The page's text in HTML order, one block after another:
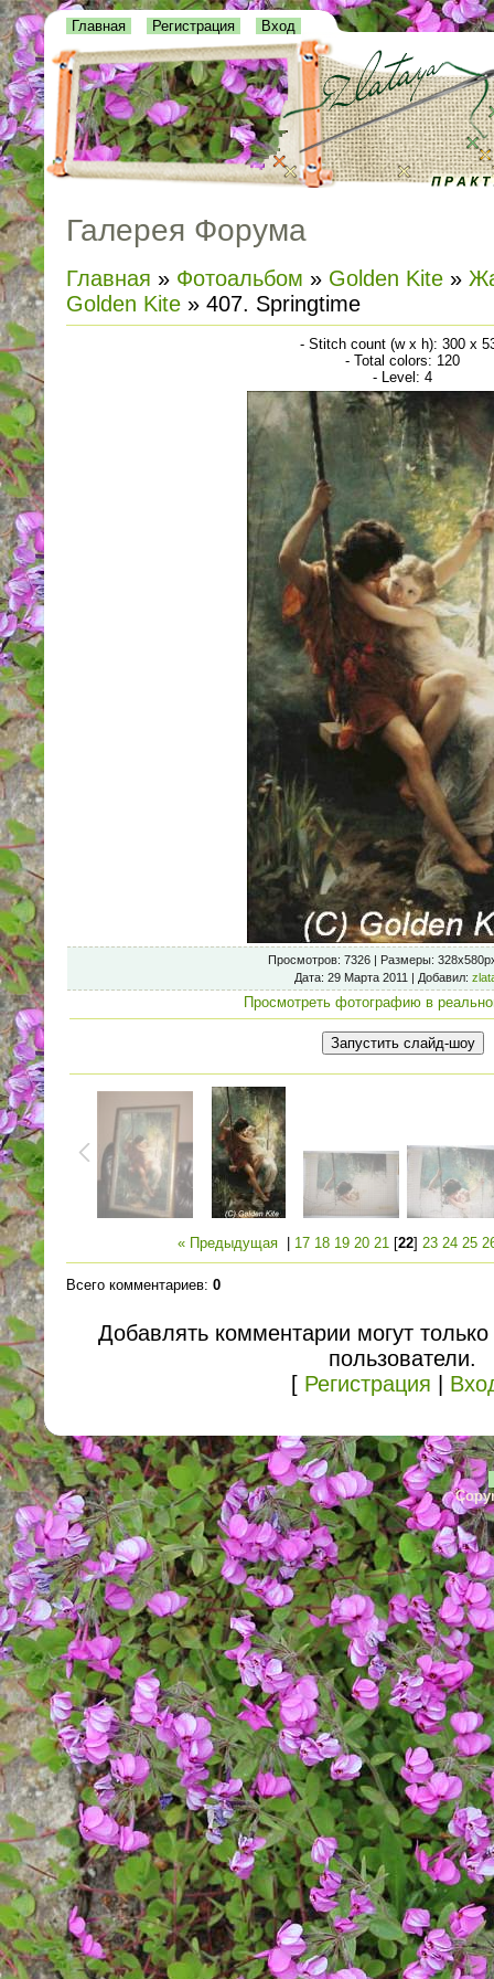
Главная Регистрация Вход
Галерея Форума
Главная » Фотоальбом » Golden Kite »
Golden Kite » 407. Springtime
- Stitch count (w x h): 300 x
- Total colors: 120
- Level: 4
Просмотров: 7326 | Размеры:
Дата: 29 Марта 2011 | Добавил:
Просмотреть фотографию в
« Предыдущая 17 18 19 20 21 [22] 23 24 25
Всего комментариев: 0
Добавлять комментарии могут
пользователи.
[ Регистрация